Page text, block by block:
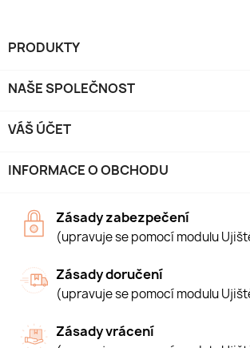
PRODUKTY
NAŠE SPOLEČNOST
VÁŠ ÚČET
INFORMACE O OBCHODU
Zásady zabezpečení
(upravuje se pomocí modulu
Zásady doručení
(upravuje se pomocí modulu
Zásady vrácení